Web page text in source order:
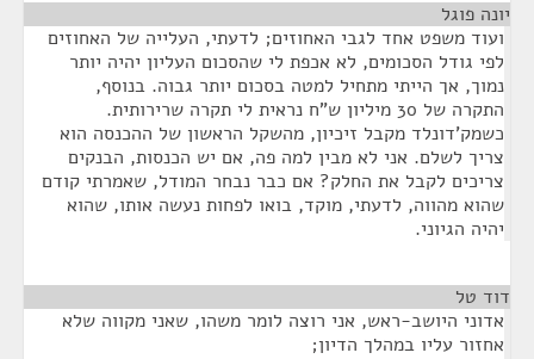
יונה פוגל
ועוד משפט אחד לגבי האחוזים; לדעתי, העלייה של האחוזים
לפי גודל הסכומים, לא אכפת לי שהסכום העליון יהיה יותר
נמוך, אך הייתי מתחיל למטה בסכום יותר גבוה. בנוסף,
התקרה של 30 מיליון ש"ח נראית לי תקרה שרירותית.
כשמק'דונלד מקבל זיכיון, מהשקל הראשון של ההכנסה הוא
צריך לשלם. אני לא מבין למה פה, אם יש הכנסות, הבנקים
צריכים לקבל את החלק? אם כבר נבחר המודל, שאמרתי קודם
שהוא מהווה, לדעתי, מוקד, בואו לפחות נעשה אותו, שהוא
יהיה הגיוני.
דוד טל
אדוני היושב-ראש, אני רוצה לומר משהו, שאני מקווה שלא
אחזור עליו במהלך הדיון;